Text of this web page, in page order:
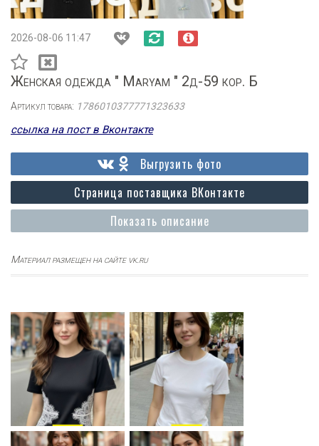
2026-08-06 11:47
Женская одежда " Maryam " 2д-59 кор. Б
Артикул товара: 1786010377771323633
ссылка на пост в Вконтакте
Показать описание
Страница поставщика ВКонтакте
Выгрузить фото
Материал размещен на сайте vk.ru